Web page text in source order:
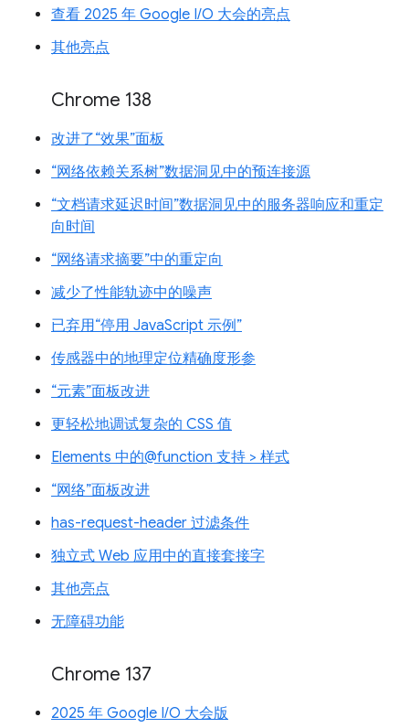
查看 2025 年 Google I/O 大会的亮点
其他亮点
Chrome 138
改进了“效果”面板
“网络依赖关系树”数据洞见中的预连接源
“文档请求延迟时间”数据洞见中的服务器响应和重定
向时间
“网络请求摘要”中的重定向
减少了性能轨迹中的噪声
已弃用“停用 JavaScript 示例”
传感器中的地理定位精确度形参
“元素”面板改进
更轻松地调试复杂的 CSS 值
Elements 中的@function 支持 > 样式
“网络”面板改进
has-request-header 过滤条件
独立式 Web 应用中的直接套接字
其他亮点
无障碍功能
Chrome 137
2025 年 Google I/O 大会版